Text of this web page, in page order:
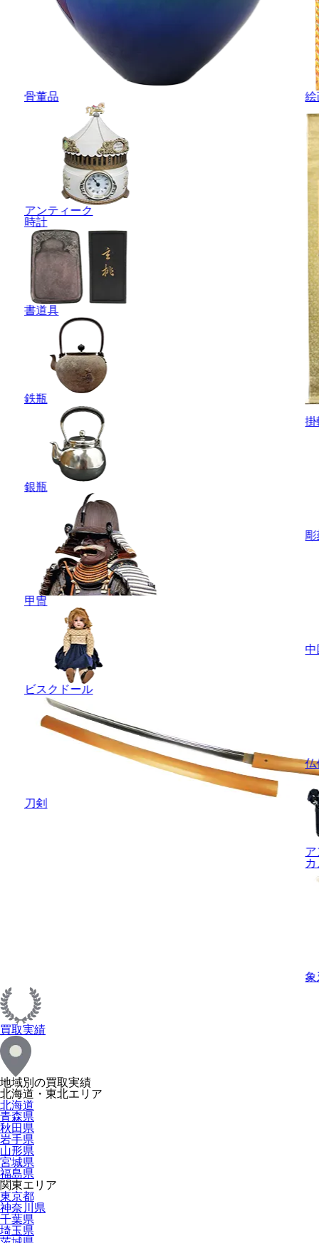
骨董品
アンティーク
時計
書道具
鉄瓶
銀瓶
甲冑
ビスクドール
刀剣
絵
掛
彫
中
仏
ア
象
買取実績
地域別の買取実績
北海道・東北エリア
北海道
青森県
秋田県
岩手県
山形県
宮城県
福島県
関東エリア
東京都
神奈川県
千葉県
埼玉県